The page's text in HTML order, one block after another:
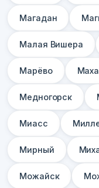
Магадан
Малая Вишера
Марёво
Медногорск
Миасс
Мирный
Можайск